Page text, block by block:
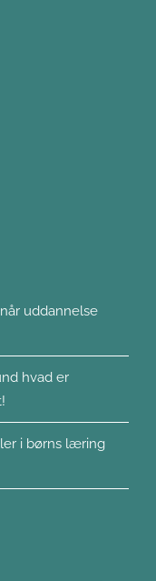
uddannelse
hvad er
i børns læring